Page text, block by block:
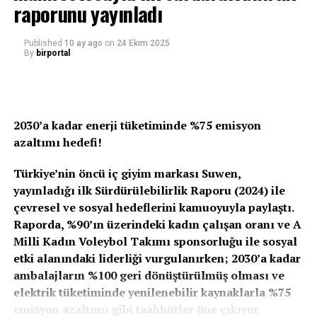
Bu dönüşüm sürecinde istikrarlı büyüme performansıyla
dikkat çeken Suwen’in Genel Müdürü ve Yönetim Kurulu
Üyesi Ali Bolluk, Krea M.I.C.E. tarafından düzenlenen
80 binden fazla çalışanın katılımıyla gerçekleştirilen ve
araştırma; liderlerin yalnızca finansal performansını
değil, kurum kültürü, vizyoner yönetim anlayışı ve
çalışan bağlılığı yaratma kapasitesini de değerlendiriyor.
Bolluk’un liderliği, Suwen’in son yıllarda yakaladığı
büyüme ivmesi ve kurumsal dönüşüm süreciyle birlikte
ele alındığında, ödül stratejik bir başarının yansıması
olarak okunuyor.
Çok Kanallı Güç, Global Vizyon
raporunu yayınladı
Published 10 ay ago on 24 Ekim 2025
By birportal
2030’a kadar enerji tüketiminde %75 emisyon
azaltımı hedefi!
Türkiye’nin öncü iç giyim markası Suwen,
yayınladığı ilk Sürdürülebilirlik Raporu (2024) ile
çevresel ve sosyal hedeflerini kamuoyuyla paylaştı.
Raporda, %90’ın üzerindeki kadın çalışan oranı ve A
Milli Kadın Voleybol Takımı sponsorluğu ile sosyal
etki alanındaki liderliği vurgulanırken; 2030’a kadar
ambalajların %100 geri dönüştürülmüş olması ve
elektrik tüketiminde yenilenebilir kaynaklarla %75
emisyon azaltımı gibi taahhütler öne çıkıyor.